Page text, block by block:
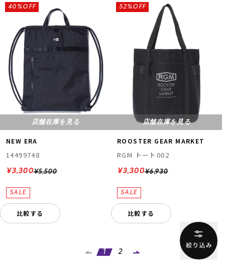
店舗在庫を見る
NEW ERA
14499748
¥5,500
40%OFF
¥3,300
比較する
店舗在庫を見る
ROOSTER GEAR MARKET
RGM トート002
¥6,930
52%OFF
¥3,300
比較する
1 2